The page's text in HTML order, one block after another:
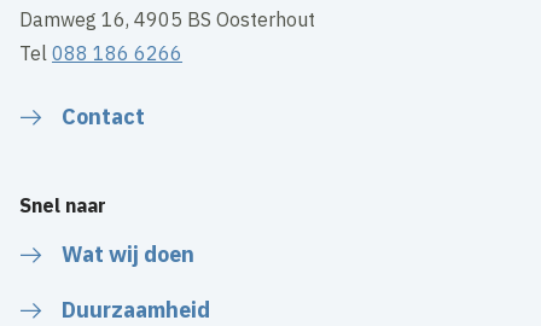
Damweg 16, 4905 BS Oosterhout
Tel088 186 6266
Contact
Snel naar
Wat wij doen
Duurzaamheid